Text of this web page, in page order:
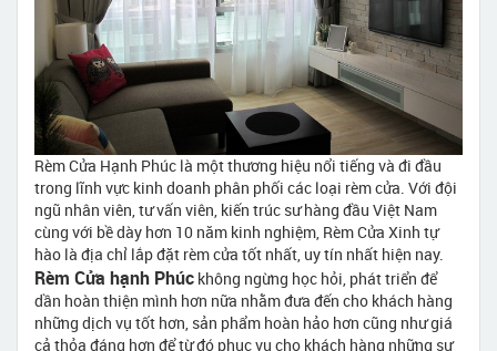
Rèm Cửa Hạnh Phúc là một thương hiệu nổi tiếng và đi đầu
trong lĩnh vực kinh doanh phân phối các loại rèm cửa. Với đội
ngũ nhân viên, tư vấn viên, kiến trúc sư hàng đầu Việt Nam
cùng với bề dày hơn 10 năm kinh nghiệm, Rèm Cửa Xinh tự
hào là địa chỉ lắp đặt rèm cửa tốt nhất, uy tín nhất hiện nay.
Rèm Cửa hạnh Phúc không ngừng học hỏi, phát triển để
dần hoàn thiện mình hơn nữa nhằm đưa đến cho khách hàng
những dịch vụ tốt hơn, sản phẩm hoàn hảo hơn cũng như giá
cả thỏa đáng hơn để từ đó phục vụ cho khách hàng những sự